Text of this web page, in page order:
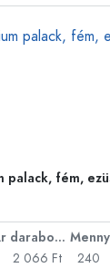
palack, fém,
Ár darabonként
2 066 Ft
240